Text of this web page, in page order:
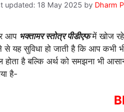
18 May 2025 by Dharm
आप भक्तामर स्तोत्र पीडीएफमें खोज
से यह सुविधा हो जाती है कि आप कभी
होता है बल्कि अर्थ को समझना भी
है-